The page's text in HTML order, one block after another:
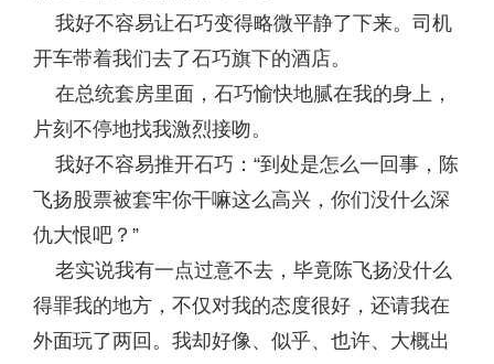
我好不容易让石巧变得略微平静了下来。司机
开车带着我们去了石巧旗下的酒店。
在总统套房里面，石巧愉快地腻在我的身上，
片刻不停地找我激烈接吻。
我好不容易推开石巧：“到处是怎么一回事，陈
飞扬股票被套牢你干嘛这么高兴，你们没什么深
仇大恨吧？”
老实说我有一点过意不去，毕竟陈飞扬没什么
得罪我的地方，不仅对我的态度很好，还请我在
外面玩了两回。我却好像、似乎、也许、大概出